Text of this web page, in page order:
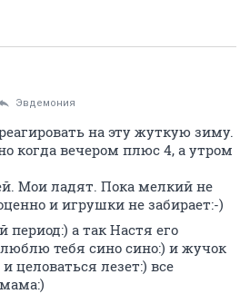
Эвдемония
на эту жуткую зиму.
когда вечером плюс 4, а утром
Мои ладят. Пока мелкий не
и игрушки не забирает:-)
период:) а так Настя его
тебя сино сино:) и жучок
целоваться лезет:) все